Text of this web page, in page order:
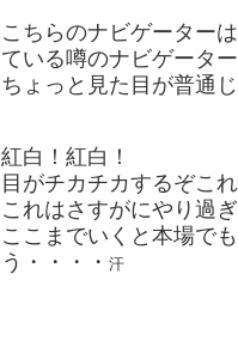
こちらのナビゲーター
ている噂のナビゲーター
ちょっと見た目が普通
紅白！紅白！
目がチカチカするぞこ
これはさすがにやり過
ここまでいくと本場で
う・・・・ 汗